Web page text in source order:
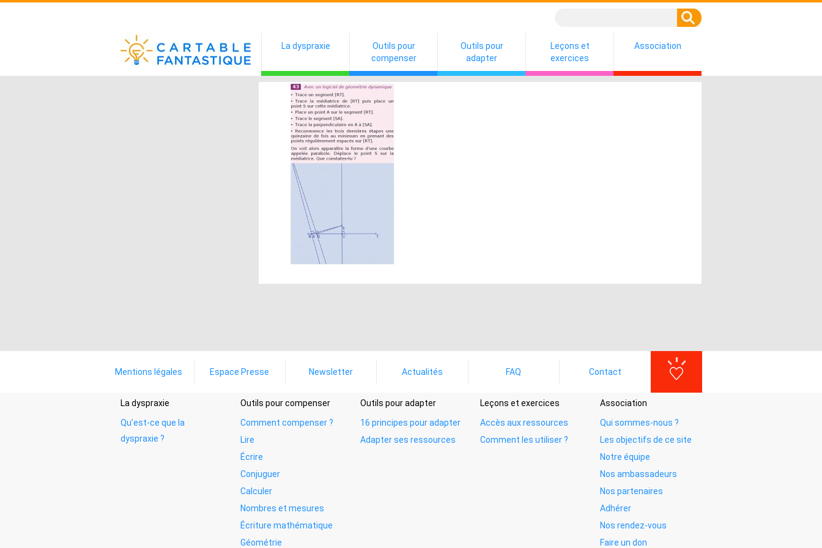
La dyspraxie
Outils pour
compenser
Outils pour
adapter
Leçons et
exercices
Association
Mentions légales Espace Presse Newsletter Actualités FAQ Contact
La dyspraxie
Qu’est-ce que la
dyspraxie ?
Outils pour compenser
Comment compenser ?
Lire
Écrire
Conjuguer
Calculer
Nombres et mesures
Écriture mathématique
Géométrie
Outils pour adapter
16 principes pour adapter
Adapter ses ressources
Leçons et exercices
Accès aux ressources
Comment les utiliser ?
Association
Qui sommes-nous ?
Les objectifs de ce site
Notre équipe
Nos ambassadeurs
Nos partenaires
Adhérer
Nos rendez-vous
Faire un don